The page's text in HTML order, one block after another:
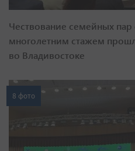
Чествование семейных пар
многолетним стажем
во Владивостоке
8 фото